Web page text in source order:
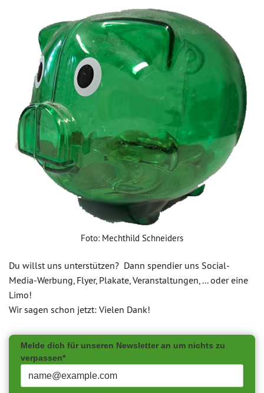
Foto: Mechthild Schneiders
Du willst uns unterstützen? Dann spendier uns Social-
Media-Werbung, Flyer, Plakate, Veranstaltungen, ... oder eine
Limo!
Wir sagen schon jetzt: Vielen Dank!
Melde dich für unseren Newsletter an um nichts zu
verpassen*